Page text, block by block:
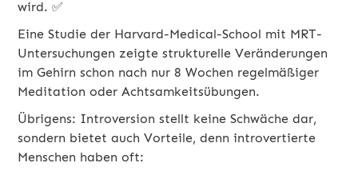
wird. ✅
Eine Studie der Harvard-Medical-School mit MRT-
Untersuchungen zeigte strukturelle Veränderungen
im Gehirn schon nach nur 8 Wochen regelmäßiger
Meditation oder Achtsamkeitsübungen.
Übrigens: Introversion stellt keine Schwäche dar,
sondern bietet auch Vorteile, denn introvertierte
Menschen haben oft: